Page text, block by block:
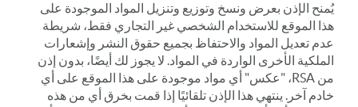
يُمنح الإذن بعرض ونسخ وتوزيع وتنزيل المواد الموجودة على
هذا الموقع للاستخدام الشخصي غير التجاري فقط، شريطة
عدم تعديل المواد والاحتفاظ بجميع حقوق النشر وإشعارات
الملكية الأخرى الواردة في المواد. لا يجوز لك أيضًا، بدون إذن
من RSA، "عكس" أي مواد موجودة على هذا الموقع على أي
خادم آخر. ينتهي هذا الإذن تلقائيًا إذا قمت بخرق أي من هذه